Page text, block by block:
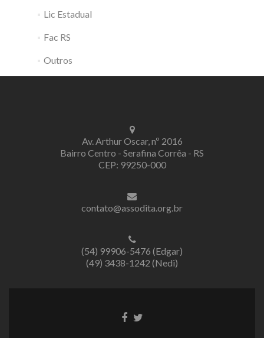
Lic Estadual
Fac RS
Outros
Av. Arthur Oscar, nº 2016
Bairro Centro - Serafina Corrêa - RS
CEP: 99250-000
contato@assodita.org.br
(54) 99906-5476 (Edgar)
(49) 3438-1242 (Nedi)
LinkLink